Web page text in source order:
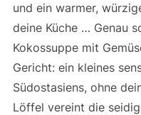
und ein warmer,
deine Küche … Genau
Kokossuppe mit
Gericht: ein kleines
Südostasiens, ohne
Löffel vereint die